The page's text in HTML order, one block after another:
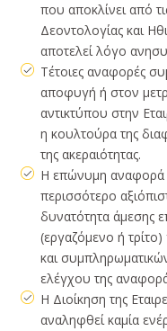
που αποκλίνει από
Δεοντολογίας και
αποτελεί λόγο
Τέτοιες αναφορές
αποφυγή ή στον
αντικτύπου στην
η κουλτούρα της
της ακεραιότητας.
Η επώνυμη αναφορά
περισσότερο
δυνατότητα άμεσης
(εργαζόμενο ή
και
ελέγχου της
Η Διοίκηση της
αναληφθεί καμία